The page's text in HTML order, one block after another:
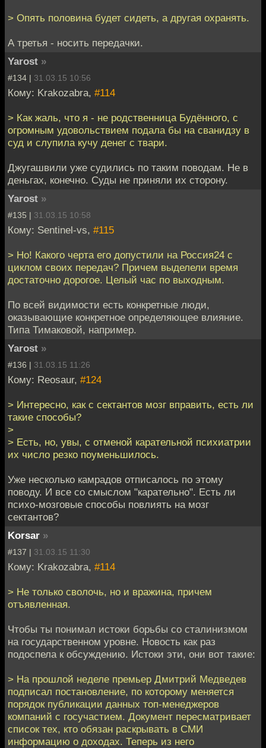
> Опять половина будет сидеть, а другая охранять.
А третья - носить передачки.
Yarost »
#134 | 31.03.15 10:56
Кому: Krakozabra, #114
> Как жаль, что я - не родственница Будённого, с
огромным удовольствием подала бы на сванидзу в
суд и слупила кучу денег с твари.
Джугашвили уже судились по таким поводам. Не в
деньгах, конечно. Суды не приняли их сторону.
Yarost »
#135 | 31.03.15 10:58
Кому: Sentinel-vs, #115
> Но! Какого черта его допустили на Россия24 с
циклом своих передач? Причем выделели время
достаточно дорогое. Целый час по выходным.
По всей видимости есть конкретные люди,
оказывающие конкретное определяющее влияние.
Типа Тимаковой, например.
Yarost »
#136 | 31.03.15 11:26
Кому: Reosaur, #124
> Интересно, как с сектантов мозг вправить, есть ли
такие способы?
>
> Есть, но, увы, с отменой карательной психиатрии
их число резко поуменьшилось.
Уже несколько камрадов отписалось по этому
поводу. И все со смыслом "карательно". Есть ли
психо-мозговые способы повлиять на мозг
сектантов?
Korsar »
#137 | 31.03.15 11:30
Кому: Krakozabra, #114
> Не только сволочь, но и вражина, причем
отъявленная.
Чтобы ты понимал истоки борьбы со сталинизмом
на государственном уровне. Новость как раз
подоспела к обсуждению. Истоки эти, они вот такие:
> На прошлой неделе премьер Дмитрий Медведев
подписал постановление, по которому меняется
порядок публикации данных топ-менеджеров
компаний с госучастием. Документ пересматривает
список тех, кто обязан раскрывать в СМИ
информацию о доходах. Теперь из него